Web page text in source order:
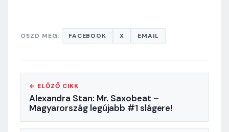
OSZD MEG: FACEBOOK X EMAIL
← ELŐZŐ CIKK
Alexandra Stan: Mr. Saxobeat –
Magyarország legújabb #1 slágere!